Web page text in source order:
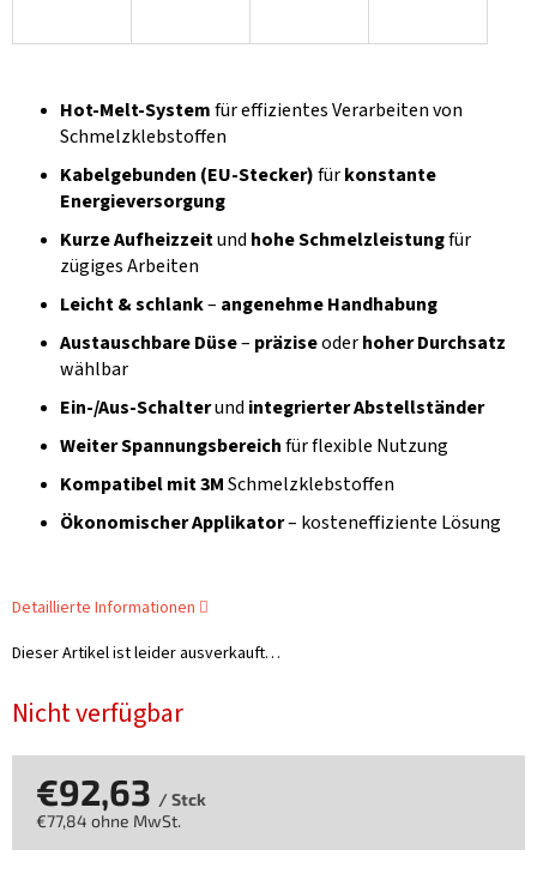
Nicht verfügbar
Dieser Artikel ist leider ausverkauft…
Hot-Melt-Systemfür effizientes Verarbeiten von
Schmelzklebstoffen
Kabelgebunden (EU-Stecker)fürkonstante
Energieversorgung
Kurze Aufheizzeitund hohe Schmelzleistungfür
zügiges Arbeiten
Leicht & schlank– angenehme Handhabung
Austauschbare Düse– präziseoderhoher Durchsatz
wählbar
Ein-/Aus-Schalterund integrierter Abstellständer
Weiter Spannungsbereichfür flexible Nutzung
Kompatibel mit 3MSchmelzklebstoffen
Ökonomischer Applikator– kosteneffiziente Lösung
Detaillierte Informationen
€92,63 / Stck
€77,84 ohne MwSt.